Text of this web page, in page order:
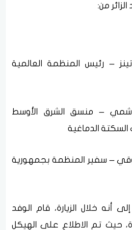
من:
– رئيس المنظمة العالمية
– منسق الشرق الأوسط
السكتة الدماغية
– سفير المنظمة بجمهورية
أنه خلال الزيارة، قام الوفد
حيث تم الاطلاع على الهيكل